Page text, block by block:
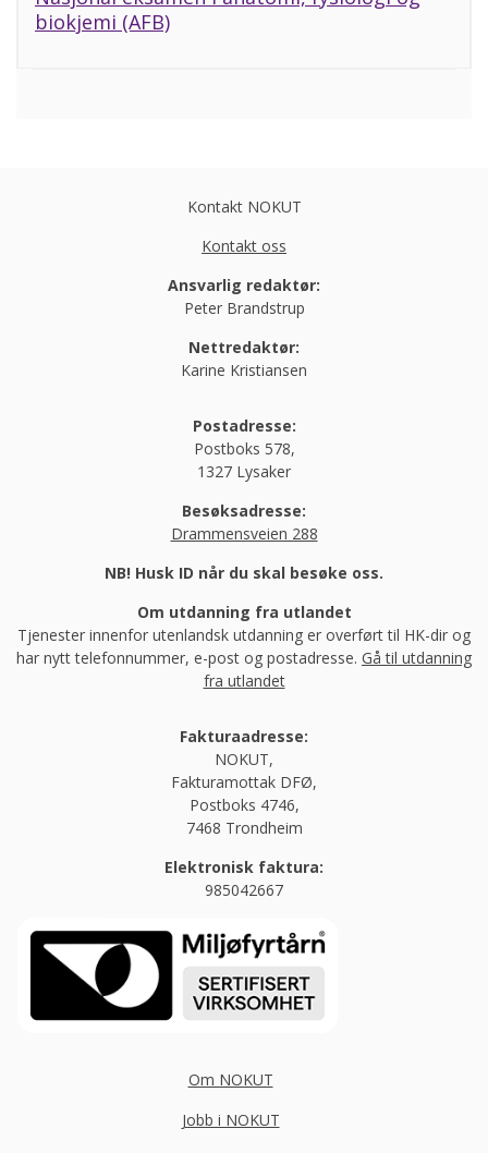
biokjemi (AFB)
Kontakt NOKUT
Kontakt oss
Ansvarlig redaktør:
Peter Brandstrup
Nettredaktør:
Karine Kristiansen
Postadresse:
Postboks 578,
1327 Lysaker
Besøksadresse:
Drammensveien 288
NB! Husk ID når du skal besøke oss.
Om utdanning fra utlandet
Tjenester innenfor utenlandsk utdanning er overført til HK-dir og
har nytt telefonnummer, e-post og postadresse. Gå til utdanning
fra utlandet
Fakturaadresse:
NOKUT,
Fakturamottak DFØ,
Postboks 4746,
7468 Trondheim
Elektronisk faktura:
985042667
Om NOKUT
Jobb i NOKUT